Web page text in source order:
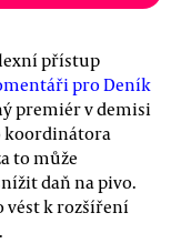
přístup
pro Deník
premiér v demisi
koordinátora
to může
daň na pivo.
vést k rozšíření